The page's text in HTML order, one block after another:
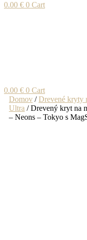
0.00 € 0 Cart
0.00 € 0 Cart
Domov /Drevené kryty
Ultra / Drevený kryt na
– Neons – Tokyo s